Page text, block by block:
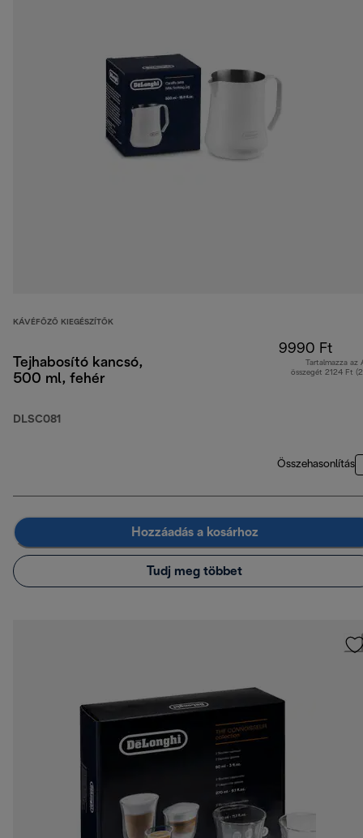
KÁVÉFŐZŐ KIEGÉSZÍTŐK
Tejhabosító kancsó,
500 ml, fehér
DLSC081
9990 Ft
Tartalmazza az
összegét 2124 Ft
Összehasonlítás
Hozzáadás a kosárhoz
Tudj meg többet